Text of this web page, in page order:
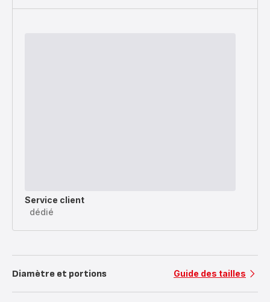
Service client
dédié
Diamètre et portions Guide des tailles